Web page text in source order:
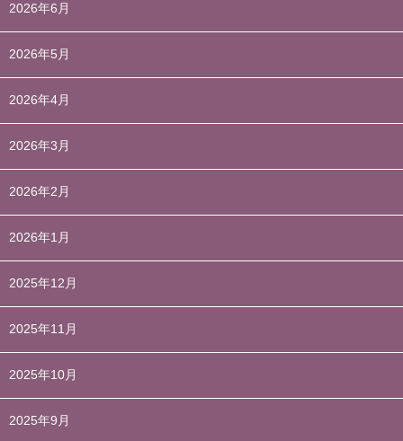
2026年6月
2026年5月
2026年4月
2026年3月
2026年2月
2026年1月
2025年12月
2025年11月
2025年10月
2025年9月